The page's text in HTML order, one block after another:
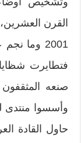
2001 وما
فتطايرت
صنعه
وأسسوا منتدى
حاول القادة